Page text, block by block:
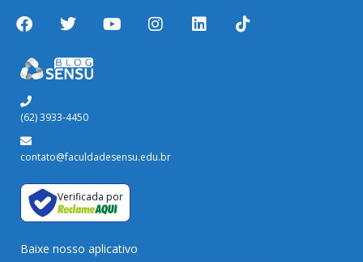
(62) 3933-4450
contato@faculdadesensu.edu.br
Verificada por
Baixe nosso aplicativo